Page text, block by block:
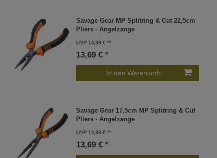
Savage Gear MP Splitring & Cut 22,5cm
Pliers - Angelzange
UVP 14,99 €
13,69 € *
In den Warenkorb
Savage Gear 17,5cm MP Splitring & Cut
Pliers - Angelzange
UVP 14,99 €
13,69 € *